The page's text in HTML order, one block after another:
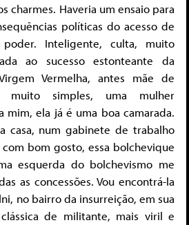
charmes. Haveria um ensaio para
políticas do acesso de
Inteligente, culta, muito
ao sucesso estonteante da
Vermelha, antes mãe de
muito simples, uma mulher
mim, ela já é uma boa camarada.
casa, num gabinete de trabalho
bom gosto, essa bolchevique
esquerda do bolchevismo me
as concessões. Vou encontrá-la
no bairro da insurreição, em sua
de militante, mais viril e